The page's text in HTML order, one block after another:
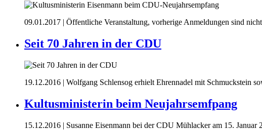
09.01.2017 | Öffentliche Veranstaltung, vorherige Anmeldungen sind
Seit 70 Jahren in der CDU
19.12.2016 | Wolfgang Schlensog erhielt Ehrennadel mit Schmuckstein
Kultusministerin beim Neujahrsemfpang
15.12.2016 | Susanne Eisenmann bei der CDU Mühlacker am 15. Januar